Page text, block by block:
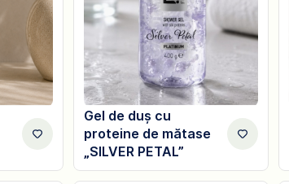
Gel de duș cu
proteine de mătase
„SILVER PETAL”